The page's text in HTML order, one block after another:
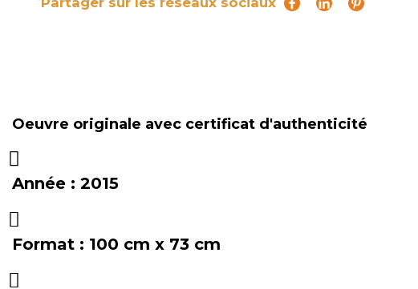
Oeuvre originale avec certificat d'authenticité
Année :2015
Format : 100 cm x 73 cm